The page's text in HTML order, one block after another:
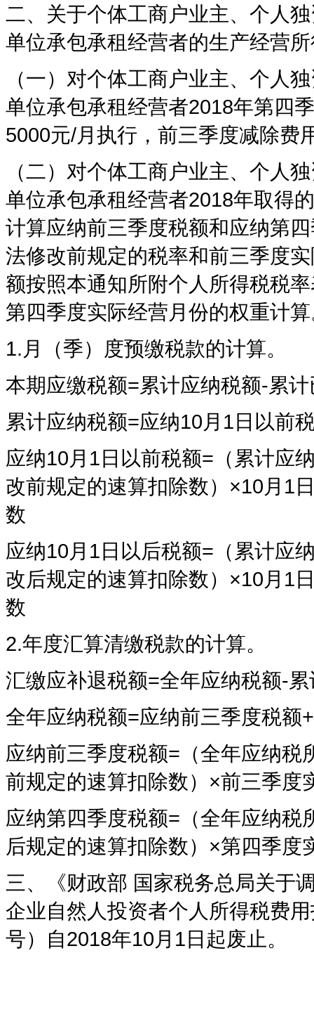
二、关于个体工商户业主、个人
单位承包承租经营者的生产经营
（一）对个体工商户业主、个人
单位承包承租经营者2018年第四
5000元/月执行，前三季度减除费
（二）对个体工商户业主、个人
单位承包承租经营者2018年取得
计算应纳前三季度税额和应纳第
法修改前规定的税率和前三季度
额按照本通知所附个人所得税税
第四季度实际经营月份的权重计
1.月（季）度预缴税款的计算。
本期应缴税额=累计应纳税额-累
累计应纳税额=应纳10月1日以前
应纳10月1日以前税额=（累计应
改前规定的速算扣除数）×10月1
数
应纳10月1日以后税额=（累计应
改后规定的速算扣除数）×10月1
数
2.年度汇算清缴税款的计算。
汇缴应补退税额=全年应纳税额-
全年应纳税额=应纳前三季度税额
应纳前三季度税额=（全年应纳
前规定的速算扣除数）×前三季度
应纳第四季度税额=（全年应纳
后规定的速算扣除数）×第四季
三、《财政部 国家税务总局关于
企业自然人投资者个人所得税费
号）自2018年10月1日起废止。